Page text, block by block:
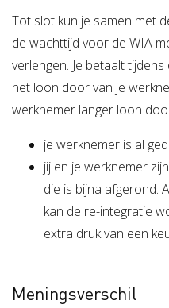
Tot slot kun je samen met
de wachttijd voor de WIA
verlengen. Je betaalt
het loon door van je
werknemer langer loon
je werknemer is al
jij en je werknemer
die is bijna afgerond.
kan de re-integratie
extra druk van een
Meningsverschil